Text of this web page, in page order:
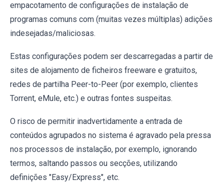
empacotamento de configurações de instalação de
programas comuns com (muitas vezes múltiplas) adições
indesejadas/maliciosas.
Estas configurações podem ser descarregadas a partir de
sites de alojamento de ficheiros freeware e gratuitos,
redes de partilha Peer-to-Peer (por exemplo, clientes
Torrent, eMule, etc.) e outras fontes suspeitas.
O risco de permitir inadvertidamente a entrada de
conteúdos agrupados no sistema é agravado pela pressa
nos processos de instalação, por exemplo, ignorando
termos, saltando passos ou secções, utilizando
definições "Easy/Express", etc.